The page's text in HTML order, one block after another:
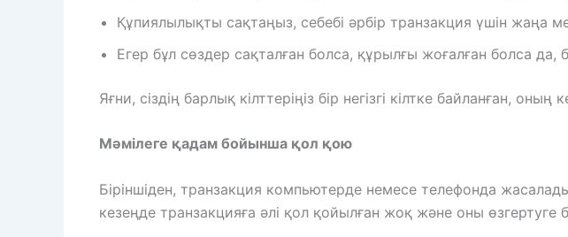
Құпиялылықты сақтаңыз, себебі әрбір транзакция үшін жаңа
Егер бұл сөздер сақталған болса, құрылғы жоғалған болса да,
Яғни, сіздің барлық кілттеріңіз бір негізгі кілтке байланған,
Мәмілеге қадам бойынша қол қою
Біріншіден, транзакция компьютерде немесе телефонда
кезеңде транзакцияға әлі қол қойылған жоқ және оны өзгертуге